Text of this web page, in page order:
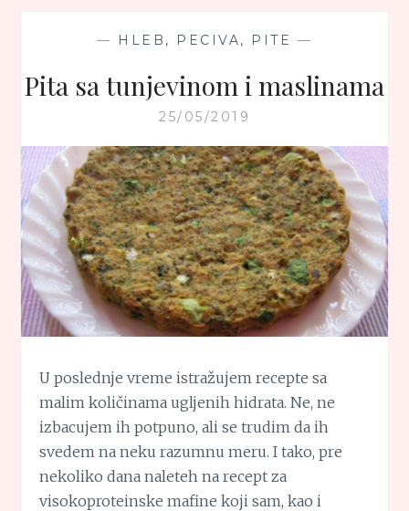
— HLEB, PECIVA, PITE —
Pita sa tunjevinom i maslinama
25/05/2019
U poslednje vreme istražujem recepte sa
malim količinama ugljenih hidrata. Ne, ne
izbacujem ih potpuno, ali se trudim da ih
svedem na neku razumnu meru. I tako, pre
nekoliko dana naleteh na recept za
visokoproteinske mafine koji sam, kao i